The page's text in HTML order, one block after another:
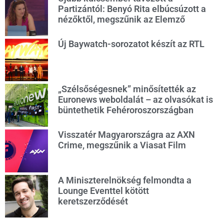
Partizántól: Benyó Rita elbúcsúzott a
nézőktől, megszűnik az Elemző
Új Baywatch-sorozatot készít az RTL
„Szélsőségesnek” minősítették az
Euronews weboldalát – az olvasókat is
büntethetik Fehéroroszországban
Visszatér Magyarországra az AXN
Crime, megszűnik a Viasat Film
A Miniszterelnökség felmondta a
Lounge Eventtel kötött
keretszerződését